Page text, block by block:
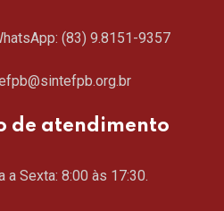
(83) 9.8151-9357
de atendimento
a Sexta: 8:00 às 17:30.